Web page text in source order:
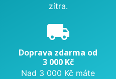
zítra.
local_shipping
Doprava zdarma od
3 000 Kč
Nad 3 000 Kč máte